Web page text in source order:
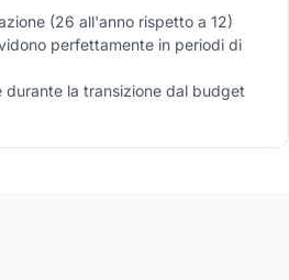
(26 all'anno rispetto a 12)
perfettamente in periodi di
durante la transizione dal budget